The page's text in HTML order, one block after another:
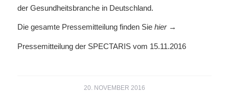
der Gesundheitsbranche in Deutschland.
Die gesamte Pressemitteilung finden Sie hier →
Pressemitteilung der SPECTARIS vom 15.11.2016
20. NOVEMBER 2016